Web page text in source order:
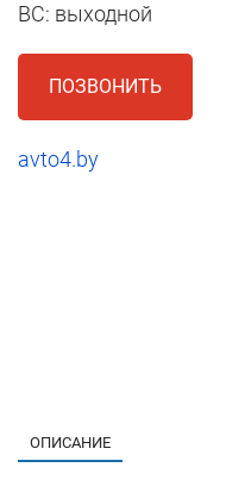
ВС: выходной
ПОЗВОНИТЬ
avto4.by
ОПИСАНИЕ